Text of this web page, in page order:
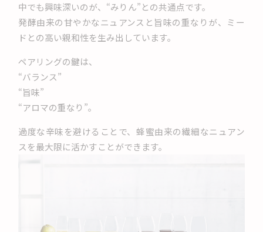
中でも興味深いのが、“みりん”との共通点です。
発酵由来の甘やかなニュアンスと旨味の重なりが、ミー
ドとの高い親和性を生み出しています。
ペアリングの鍵は、
“バランス”
“旨味”
“アロマの重なり”。
過度な辛味を避けることで、蜂蜜由来の繊細なニュアン
スを最大限に活かすことができます。